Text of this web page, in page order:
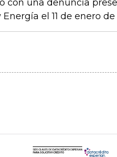
con una denuncia
el 11 de enero